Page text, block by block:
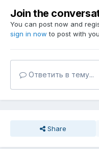
Join the
You can post now and
sign in now to post with
Ответить в тему...
Share